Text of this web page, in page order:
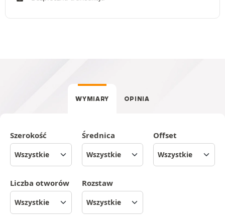
WYMIARY OPINIA
Szerokość Średnica Offset
Liczba otworów Rozstaw